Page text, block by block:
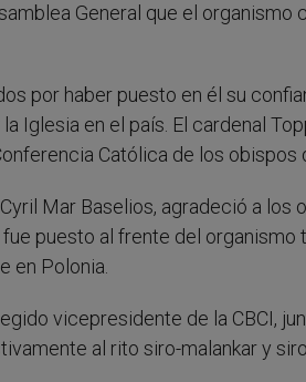
General que el organismo
por haber puesto en él su
Iglesia en el país. El cardenal
Católica de los obispos
Mar Baselios, agradeció a
puesto al frente del organismo
en Polonia.
vicepresidente de la CBCI,
al rito siro-malankar y